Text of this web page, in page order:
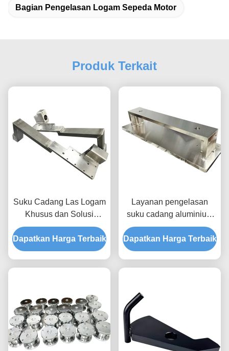
Bagian Pengelasan Logam Sepeda Motor
Produk Terkait
Suku Cadang Las Logam
Khusus dan Solusi
Fabrikasi Flensa Leher
Las
Dapatkan Harga Terbaik
Layanan pengelasan
suku cadang aluminium
dan pengelasan suku
cadang aluminium presisi
Dapatkan Harga Terbaik